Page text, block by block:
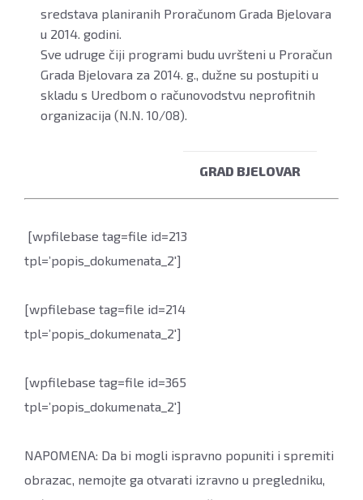
sredstava planiranih Proračunom Grada Bjelovara
u 2014. godini.
Sve udruge čiji programi budu uvršteni u Proračun
Grada Bjelovara za 2014. g., dužne su postupiti u
skladu s Uredbom o računovodstvu neprofitnih
organizacija (N.N. 10/08).
GRAD BJELOVAR
[wpfilebase tag=file id=213
tpl=’popis_dokumenata_2′]
[wpfilebase tag=file id=214
tpl=’popis_dokumenata_2′]
[wpfilebase tag=file id=365
tpl=’popis_dokumenata_2′]
NAPOMENA: Da bi mogli ispravno popuniti i spremiti
obrazac, nemojte ga otvarati izravno u pregledniku,